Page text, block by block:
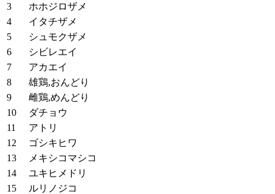
ホホジロザメ
イタチザメ
シュモクザメ
シビレエイ
アカエイ
雄鶏,おんどり
雌鶏,めんどり
ダチョウ
アトリ
ゴシキヒワ
メキシコマシコ
ユキヒメドリ
ルリノジコ